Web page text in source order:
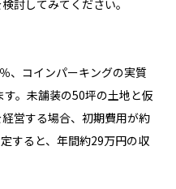
討してみてください。
、コインパーキングの実質
。未舗装の50坪の土地と仮
営する場合、初期費用が約
すると、年間約29万円の収